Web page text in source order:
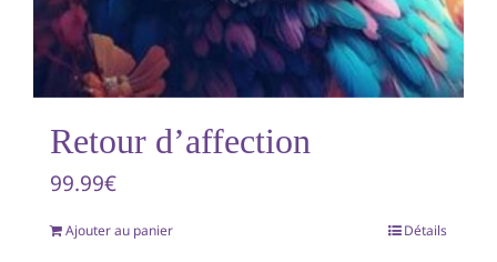
Retour d’affection
99.99€
Ajouter au panier Détails